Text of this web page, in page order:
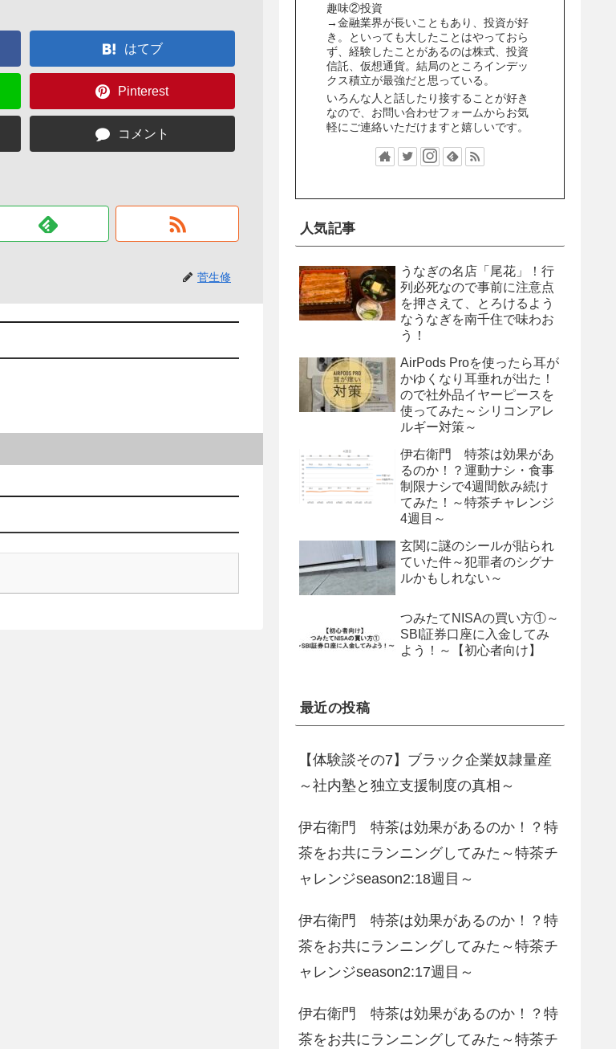
はてブ
Pinterest
コメント
菅生修
趣味②投資
→金融業界が長いこともあり、投資が好
き。といっても大したことはやっておら
ず、経験したことがあるのは株式、投資
信託、仮想通貨。結局のところインデッ
クス積立が最強だと思っている。
いろんな人と話したり接することが好き
なので、お問い合わせフォームからお気
軽にご連絡いただけますと嬉しいです。
人気記事
うなぎの名店「尾花」！行
列必死なので事前に注意点
を押さえて、とろけるよう
なうなぎを南千住で味わお
う！
AirPods Proを使ったら耳が
かゆくなり耳垂れが出た！
ので社外品イヤーピースを
使ってみた～シリコンアレ
ルギー対策～
伊右衛門 特茶は効果があ
るのか！？運動ナシ・食事
制限ナシで4週間飲み続け
てみた！～特茶チャレンジ
4週目～
玄関に謎のシールが貼られ
ていた件～犯罪者のシグナ
ルかもしれない～
つみたてNISAの買い方①～
SBI証券口座に入金してみ
よう！～【初心者向け】
最近の投稿
【体験談その7】ブラック企業奴隷量産
～社内塾と独立支援制度の真相～
伊右衛門 特茶は効果があるのか！？特
茶をお共にランニングしてみた～特茶チ
ャレンジseason2:18週目～
伊右衛門 特茶は効果があるのか！？特
茶をお共にランニングしてみた～特茶チ
ャレンジseason2:17週目～
伊右衛門 特茶は効果があるのか！？特
茶をお共にランニングしてみた～特茶チ